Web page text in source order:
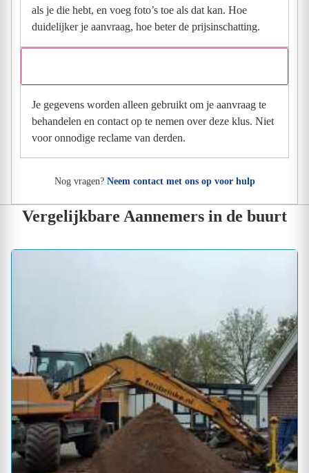
als je die hebt, en voeg foto’s toe als dat kan. Hoe
duidelijker je aanvraag, hoe beter de prijsinschatting.
Je gegevens worden alleen gebruikt om je aanvraag te
behandelen en contact op te nemen over deze klus. Niet
voor onnodige reclame van derden.
Nog vragen? Neem contact met ons op voor hulp
Vergelijkbare Aannemers in de buurt